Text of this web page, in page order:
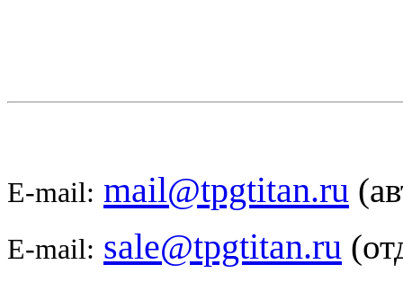
E-mail: mail@tpgtitan.ru
E-mail: sale@tpgtitan.ru